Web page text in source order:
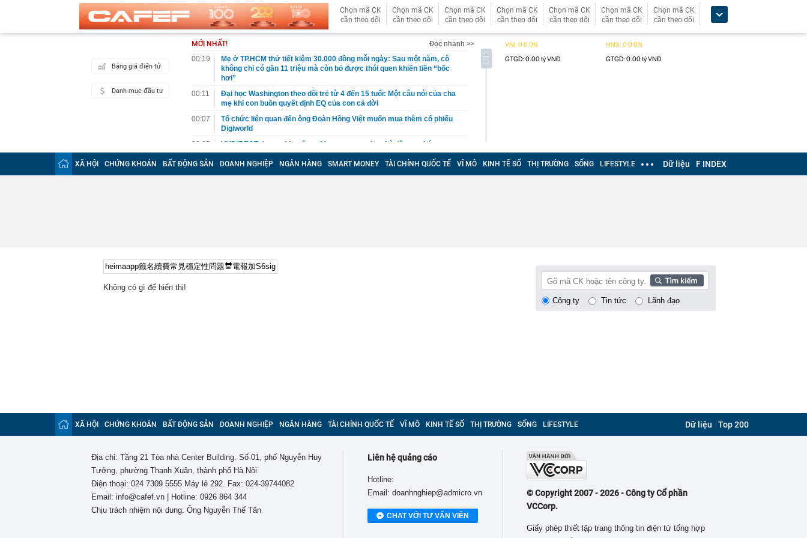
Chọn mã CK
cần theo dõi
Chọn mã CK
cần theo dõi
Chọn mã CK
cần theo dõi
Chọn mã CK
cần theo dõi
Chọn mã CK
cần theo dõi
Chọn mã CK
cần theo dõi
Chọn mã CK
cần theo dõi
Bảng giá điện tử
Danh mục đầu tư
MỚI NHẤT!
Đọc nhanh >>
00:19
Mẹ ở TP.HCM thử tiết kiệm 30.000 đồng mỗi ngày: Sau một năm, cô
không chỉ có gần 11 triệu mà còn bỏ được thói quen khiến tiền “bốc
hơi”
00:11
Đại học Washington theo dõi trẻ từ 4 đến 15 tuổi: Một câu nói của cha
mẹ khi con buồn quyết định EQ của con cả đời
00:07
Tổ chức liên quan đến ông Đoàn Hồng Việt muốn mua thêm cổ phiếu
Digiworld
00:05
VNDIRECT đưa ra khuyến nghị quan trọng cho nhà đầu tư chứng
khoán
Doanh nghiệp Việt Nam có doanh thu lớn hơn Vingroup, Petrolimex,
00:01
Giá vàng tăng vọt lên cao nhất 2 tháng, chuyên gia nói gì?
23:01
Nam diễn viên 700 tỷ giờ bán cà phê ở phường Hoà Hưng (TP.HCM),
vừa mở quán liền "vỡ trận"
một nửa: Bác sĩ cảnh báo mối nguy ít ai ngờ ngay trong nhà
22:53
Quang Hùng MasterD cảnh báo nóng, tuyên bố hành động pháp lý
22:48
Danh tính tên trộm bánh xe ô tô ở khu đô thị Hà Nội
Cảnh báo các ứng dụng Android có thể âm thầm theo dõi vị trí người
dùng
XÃ HỘI CHỨNG KHOÁN BẤT ĐỘNG SẢN DOANH NGHIỆP NGÂN HÀNG SMART MONEY TÀI CHÍNH QUỐC TẾ VĨ MÔ KINH TẾ SỐ THỊ TRƯỜNG SỐNG LIFESTYLE Dữ liệu F INDEX
Không có gì để hiển thị!
Công ty
Tin tức Lãnh đạo
XÃ HỘI CHỨNG KHOÁN BẤT ĐỘNG SẢN DOANH NGHIỆP NGÂN HÀNG TÀI CHÍNH QUỐC TẾ VĨ MÔ KINH TẾ SỐ THỊ TRƯỜNG SỐNG LIFESTYLE Dữ liệu Top 200
Địa chỉ: Tầng 21 Tòa nhà Center Building. Số 01, phố Nguyễn Huy
Tưởng, phường Thanh Xuân, thành phố Hà Nội
Điện thoại: 024 7309 5555 Máy lẻ 292. Fax: 024-39744082
Email: info@cafef.vn | Hotline: 0926 864 344
Chịu trách nhiệm nội dung: Ông Nguyễn Thế Tân
Liên hệ quảng cáo
Hotline:
Email: doanhnghiep@admicro.vn
CHAT VỚI TƯ VẤN VIÊN
© Copyright 2007 - 2026 - Công ty Cổ phần
VCCorp.
Giấy phép thiết lập trang thông tin điện tử tổng hợp